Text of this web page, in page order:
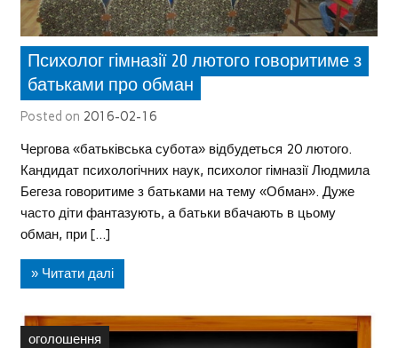
Психолог гімназії 20 лютого говоритиме з
батьками про обман
Posted on 2016-02-16
Чергова «батьківська субота» відбудеться 20 лютого.
Кандидат психологічних наук, психолог гімназії Людмила
Бегеза говоритиме з батьками на тему «Обман». Дуже
часто діти фантазують, а батьки вбачають в цьому
обман, при […]
» Читати далі
оголошення